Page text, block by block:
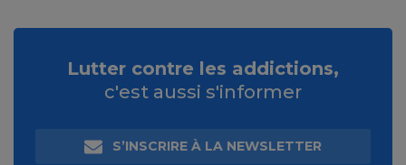
Lutter contre les addictions,
c'est aussi s'informer
S’INSCRIRE À LA NEWSLETTER